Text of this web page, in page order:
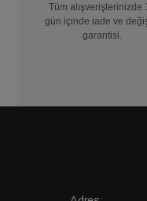
Tüm alışverişlerinizde
gün içinde iade ve
garantisi.